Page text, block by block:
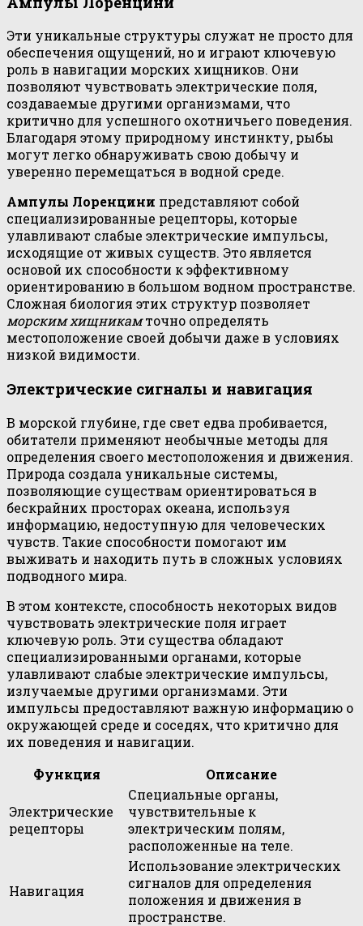
Эти уникальные структуры служат не просто для
обеспечения ощущений, но и играют ключевую
роль в навигации морских хищников. Они
позволяют чувствовать электрические поля,
создаваемые другими организмами, что
критично для успешного охотничьего поведения.
Благодаря этому природному инстинкту, рыбы
могут легко обнаруживать свою добычу и
уверенно перемещаться в водной среде.
Ампулы Лоренцини представляют собой
специализированные рецепторы, которые
улавливают слабые электрические импульсы,
исходящие от живых существ. Это является
основой их способности к эффективному
ориентированию в большом водном пространстве.
Сложная биология этих структур позволяет
морским хищникамточно определять
местоположение своей добычи даже в условиях
низкой видимости.
Электрические сигналы и навигация
В морской глубине, где свет едва пробивается,
обитатели применяют необычные методы для
определения своего местоположения и движения.
Природа создала уникальные системы,
позволяющие существам ориентироваться в
бескрайних просторах океана, используя
информацию, недоступную для человеческих
чувств. Такие способности помогают им
выживать и находить путь в сложных условиях
подводного мира.
В этом контексте, способность некоторых видов
чувствовать электрические поля играет
ключевую роль. Эти существа обладают
специализированными органами, которые
улавливают слабые электрические импульсы,
излучаемые другими организмами. Эти
импульсы предоставляют важную информацию о
окружающей среде и соседях, что критично для
их поведения и навигации.
Функция
Описание
Электрические
рецепторы
Специальные органы,
чувствительные к
электрическим полям,
расположенные на теле.
Навигация
Использование электрических
сигналов для определения
положения и движения в
пространстве.